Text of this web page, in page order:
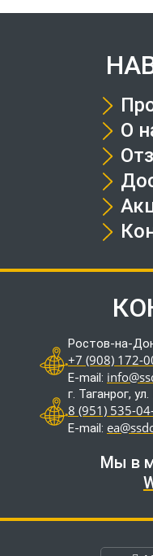
О
Ростов-на-
+7 (908) 172-
E-mail:
г. Таганрог,
8 (951) 535-
E-mail:
Мы в